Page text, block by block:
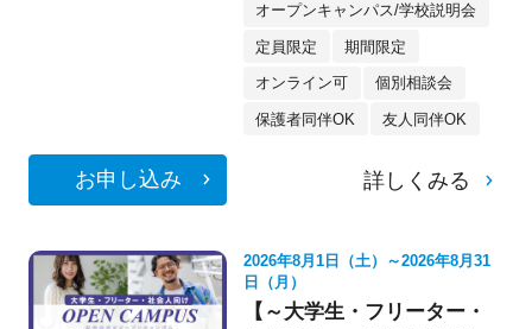
オープンキャンパス/学校説明会
定員限定 期間限定
オンライン可 個別相談会
保護者同伴OK 友人同伴OK
お申し込み 詳しくみる
2026年8月1日（土）～2026年8月31
日（月）
【～大学生・フリーター・